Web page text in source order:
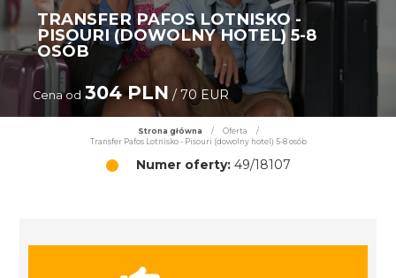
TRANSFER PAFOS LOTNISKO -
PISOURI (DOWOLNY HOTEL) 5-8
OSÓB
Cena od 304 PLN / 70 EUR
Strona główna / Oferta
/
Transfer Pafos Lotnisko - Pisouri (dowolny hotel) 5-8 osób
Numer oferty:49/18107